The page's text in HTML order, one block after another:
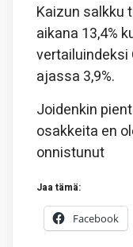
Kaizun salkku
aikana 13,4%
vertailuindeksi
ajassa 3,9%.
Joidenkin
osakkeita en
onnistunut
Jaa tämä:
Facebook